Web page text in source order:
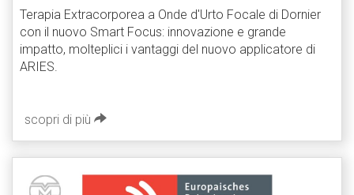
Terapia Extracorporea a Onde d'Urto Focale di Dornier
con il nuovo Smart Focus: innovazione e grande
impatto, molteplici i vantaggi del nuovo applicatore di
ARIES.
scopri di più